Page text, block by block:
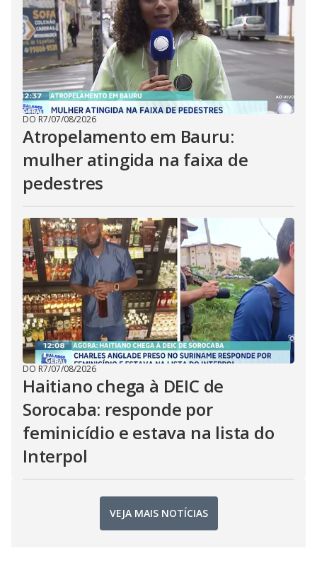
DO R7/07/08/2026
Atropelamento em Bauru:
mulher atingida na faixa de
pedestres
DO R7/07/08/2026
Haitiano chega à DEIC de
Sorocaba: responde por
feminicídio e estava na lista do
Interpol
VEJA MAIS NOTÍCIAS